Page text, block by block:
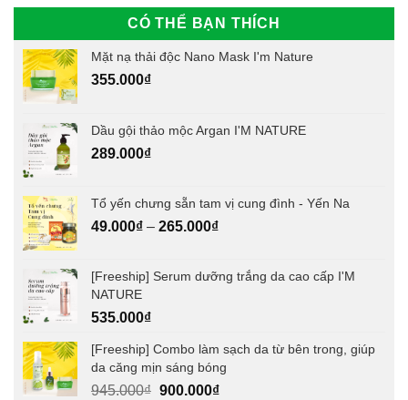
CÓ THỂ BẠN THÍCH
Mặt nạ thải độc Nano Mask I'm Nature
355.000₫
Dầu gội thảo mộc Argan I'M NATURE
289.000₫
Tổ yến chưng sẵn tam vị cung đình - Yến Na
49.000₫ – 265.000₫
[Freeship] Serum dưỡng trắng da cao cấp I'M
NATURE
535.000₫
[Freeship] Combo làm sạch da từ bên trong, giúp
da căng mịn sáng bóng
945.000₫ Giá
900.000₫Giá